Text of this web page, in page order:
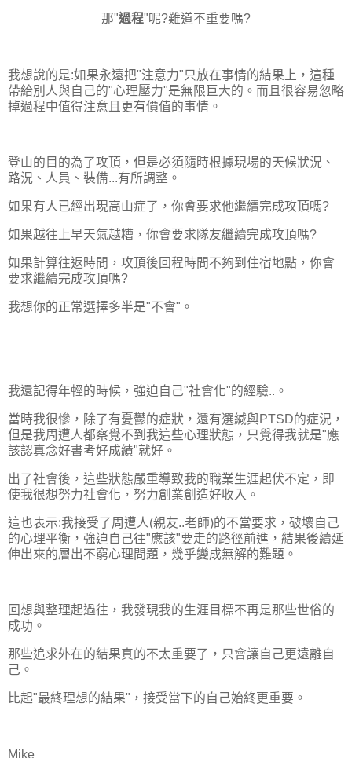
那"過程"呢?難道不重要嗎?
我想說的是:如果永遠把"注意力"只放在事情的結果上，這種
帶給別人與自己的"心理壓力"是無限巨大的。而且很容易忽略
掉過程中值得注意且更有價值的事情。
登山的目的為了攻頂，但是必須隨時根據現場的天候狀況、
路況、人員、裝備...有所調整。
如果有人已經出現高山症了，你會要求他繼續完成攻頂嗎?
如果越往上早天氣越糟，你會要求隊友繼續完成攻頂嗎?
如果計算往返時間，攻頂後回程時間不夠到住宿地點，你會
要求繼續完成攻頂嗎?
我想你的正常選擇多半是"不會"。
我還記得年輕的時候，強迫自己"社會化"的經驗..。
當時我很慘，除了有憂鬱的症狀，還有選緘與PTSD的症況，
但是我周遭人都察覺不到我這些心理狀態，只覺得我就是"應
該認真念好書考好成績"就好。
出了社會後，這些狀態嚴重導致我的職業生涯起伏不定，即
使我很想努力社會化，努力創業創造好收入。
這也表示:我接受了周遭人(親友..老師)的不當要求，破壞自己
的心理平衡，強迫自己往"應該"要走的路徑前進，結果後續延
伸出來的層出不窮心理問題，幾乎變成無解的難題。
回想與整理起過往，我發現我的生涯目標不再是那些世俗的
成功。
那些追求外在的結果真的不太重要了，只會讓自己更遠離自
己。
比起"最終理想的結果"，接受當下的自己始終更重要。
Mike